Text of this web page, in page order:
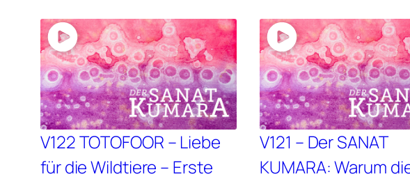
V122 TOTOFOOR – Liebe
für die Wildtiere – Erste
V121 – Der SANAT
KUMARA: Warum